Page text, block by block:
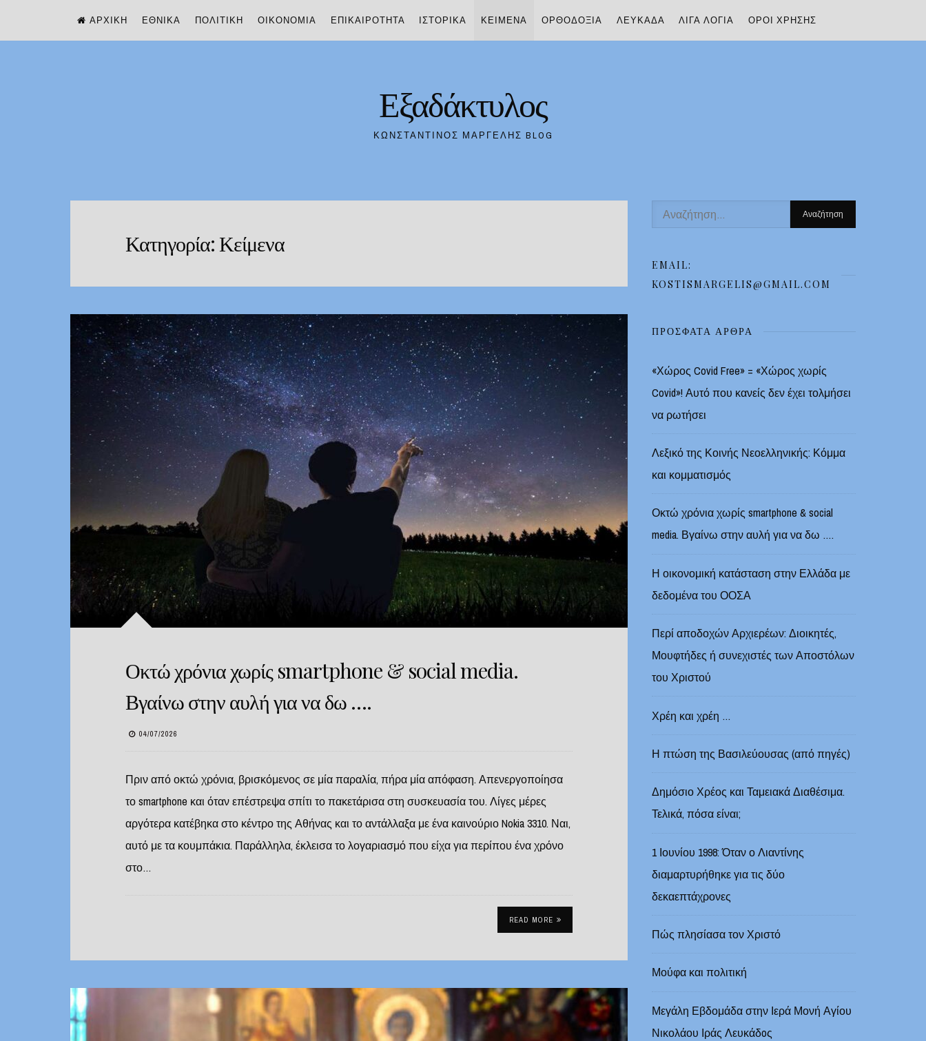
ΑΡΧΙΚΗ ΕΘΝΙΚΆ ΠΟΛΙΤΙΚΉ ΟΙΚΟΝΟΜΊΑ ΕΠΙΚΑΙΡΌΤΗΤΑ ΙΣΤΟΡΙΚΆ ΚΕΊΜΕΝΑ ΟΡΘΟΔΟΞΊΑ ΛΕΥΚΆΔΑ ΛΊΓΑ ΛΌΓΙΑ ΌΡΟΙ ΧΡΉΣΗΣ
Εξαδάκτυλος
ΚΩΝΣΤΑΝΤΊΝΟΣ ΜΑΡΓΈΛΗΣ BLOG
Κατηγορία:Κείμενα
Οκτώ χρόνια χωρίς smartphone & social media.
Βγαίνω στην αυλή για να δω ….
04/07/2026
Πριν από οκτώ χρόνια, βρισκόμενος σε μία παραλία, πήρα μία απόφαση. Απενεργοποίησα
το smartphone και όταν επέστρεψα σπίτι το πακετάρισα στη συσκευασία του. Λίγες μέρες
αργότερα κατέβηκα στο κέντρο της Αθήνας και το αντάλλαξα με ένα καινούριο Nokia 3310. Ναι,
αυτό με τα κουμπάκια. Παράλληλα, έκλεισα το λογαριασμό που είχα για περίπου ένα χρόνο
στο…
READ MORE
Αναζήτηση
για:
EMAIL:
KOSTISMARGELIS@GMAIL.COM
ΠΡΌΣΦΑΤΑ ΆΡΘΡΑ
«Χώρος Covid Free» = «Χώρος χωρίς
Covid»! Αυτό που κανείς δεν έχει τολμήσει
να ρωτήσει
Λεξικό της Κοινής Νεοελληνικής: Κόμμα
και κομματισμός
Οκτώ χρόνια χωρίς smartphone & social
media. Βγαίνω στην αυλή για να δω ….
Η οικονομική κατάσταση στην Ελλάδα με
δεδομένα του ΟΟΣΑ
Περί αποδοχών Αρχιερέων: Διοικητές,
Μουφτήδες ή συνεχιστές των Αποστόλων
του Χριστού
Χρέη και χρέη …
Η πτώση της Βασιλεύουσας (από πηγές)
Δημόσιο Χρέος και Ταμειακά Διαθέσιμα.
Τελικά, πόσα είναι;
1 Ιουνίου 1998: Όταν ο Λιαντίνης
διαμαρτυρήθηκε για τις δύο
δεκαεπτάχρονες
Πώς πλησίασα τον Χριστό
Μούφα και πολιτική
Μεγάλη Εβδομάδα στην Ιερά Μονή Αγίου
Νικολάου Ιράς Λευκάδoς